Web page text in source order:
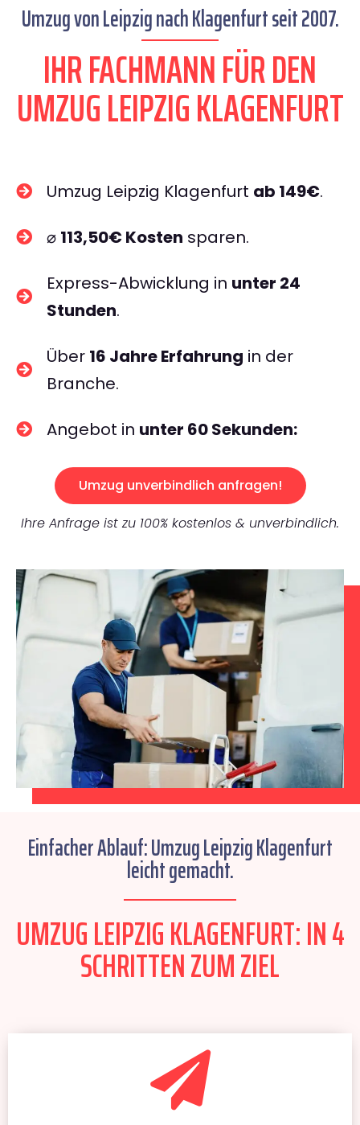
Umzug von Leipzig nach Klagenfurt seit 2007.
IHR FACHMANN FÜR DEN
UMZUG LEIPZIG KLAGENFURT
Umzug Leipzig Klagenfurt ab 149€.
⌀ 113,50€ Kosten sparen.
Express-Abwicklung in unter 24
Stunden.
Über 16 Jahre Erfahrung in der
Branche.
Angebot in unter 60 Sekunden:
Umzug unverbindlich anfragen!
Ihre Anfrage ist zu 100% kostenlos & unverbindlich.
Einfacher Ablauf: Umzug Leipzig Klagenfurt
leicht gemacht.
UMZUG LEIPZIG KLAGENFURT: IN 4
SCHRITTEN ZUM ZIEL